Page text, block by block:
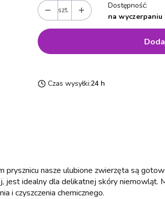
szt.
Dostępność:
na wyczerpaniu
Czas wysyłki:24 h
nasze ulubione zwierzęta są
jest idealny dla delikatnej skóry niemowląt.
i czyszczenia chemicznego.